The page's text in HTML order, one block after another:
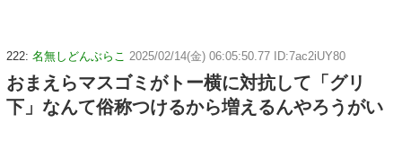
222: 名無しどんぶらこ 2025/02/14(金) 06:05:50.77 ID:7ac2iUY80
おまえらマスゴミがトー横に対抗して「グリ
下」なんて俗称つけるから増えるんやろうがい